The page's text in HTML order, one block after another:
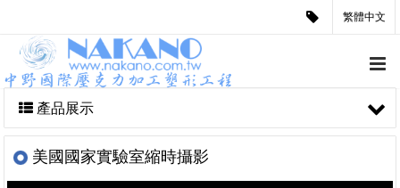
繁體中文
產品展示
美國國家實驗室縮時攝影